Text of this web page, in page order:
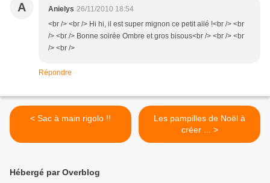
A Anielys 26/11/2010 18:54
<br /> <br /> Hi hi, il est super mignon ce petit ailé !<br /> <br
/> <br /> Bonne soirée Ombre et gros bisous<br /> <br /> <br
/> <br />
Répondre
< Sac à main rigolo !!
Les pampilles de Noël à
créer ... >
Hébergé par Overblog